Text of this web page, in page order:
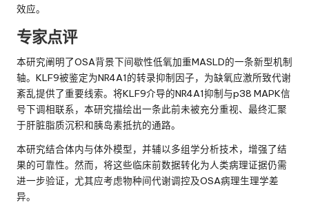
效应。
专家点评
本研究阐明了OSA背景下间歇性低氧加重MASLD的一条新型机制
轴。KLF9被鉴定为NR4A1的转录抑制因子，为缺氧应激所致代谢
紊乱提供了重要线索。将KLF9介导的NR4A1抑制与p38 MAPK信
号下调相联系，本研究描绘出一条此前未被充分重视、最终汇聚
于肝脏脂质沉积和胰岛素抵抗的通路。
本研究结合体内与体外模型，并辅以多组学分析技术，增强了结
果的可靠性。然而，将这些临床前数据转化为人类病理证据仍需
进一步验证，尤其应考虑物种间代谢调控及OSA病理生理学差
异。